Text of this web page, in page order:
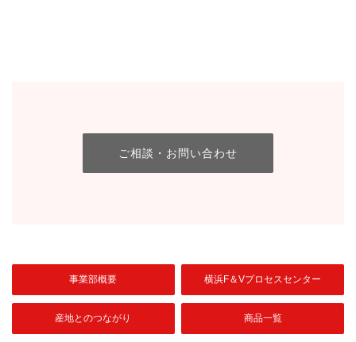
ご相談・お問い合わせ
事業部概要 横浜F＆Vプロセスセンター
産地とのつながり 商品一覧